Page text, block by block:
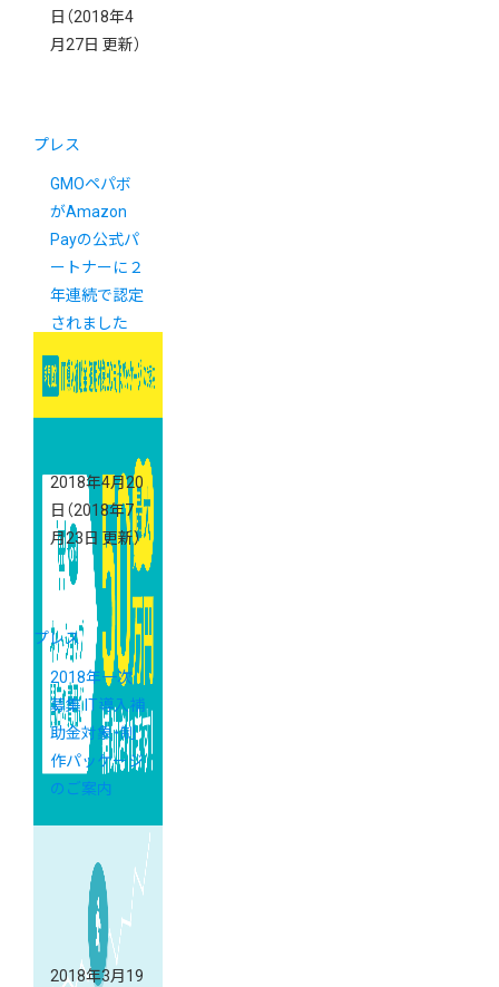
日 （2018年4
月27日 更新）
プレス
GMOペパボ
がAmazon
Payの公式パ
ートナーに２
年連続で認定
されました
2018年4月20
日 （2018年7
月23日 更新）
プレス
2018年一次
募集 IT導入補
助金対象・制
作パッケージ
のご案内
2018年3月19